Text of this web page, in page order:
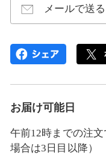
メールで送る
お届け可能日
午前12時までの注
場合は3日目以降）